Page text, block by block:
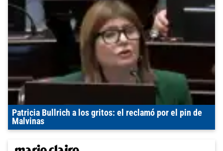
Patricia Bullrich a los gritos: el reclamó por el pin de
Malvinas